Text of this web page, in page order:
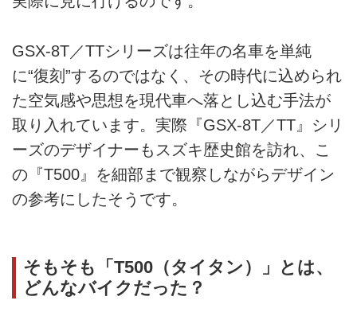
GSX-8T／TTシリーズは往年の名車を単純
に“復刻”するのではなく、その時代に込められ
た空気感や思想を現代車へ落とし込む手法が
取り入れています。実際『GSX-8T／TT』シリ
ーズのデザイナーもスズキ歴史館を訪れ、こ
の『T500』を細部まで観察しながらデザイン
の参考にしたそうです。
そもそも「T500（タイタン）」とは、
どんなバイクだった？